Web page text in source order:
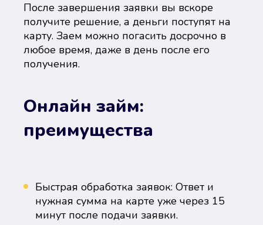
После завершения заявки вы вскоре
получите решение, а деньги поступят на
карту. Заем можно погасить досрочно в
любое время, даже в день после его
получения.
Онлайн займ:
преимущества
Быстрая обработка заявок: Ответ и
нужная сумма на карте уже через 15
минут после подачи заявки.